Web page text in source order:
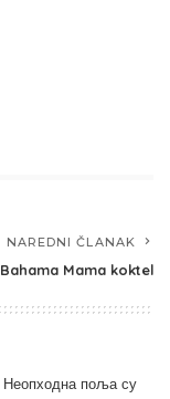
NAREDNI ČLANAK
Bahama Mama koktel
Неопходна поља су